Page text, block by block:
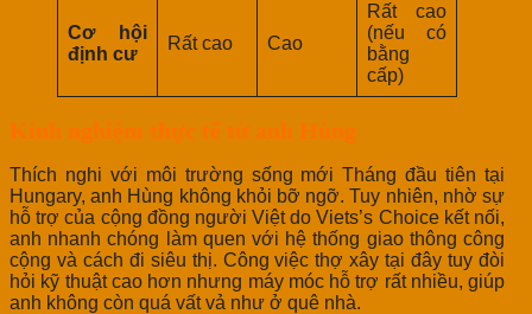
Cơ hội
định cư
Rất cao Cao
Rất cao
(nếu có
bằng
cấp)
Kinh nghiệm thực tế từ anh Hùng
Thích nghi với môi trường sống mới Tháng đầu tiên tại
Hungary, anh Hùng không khỏi bỡ ngỡ. Tuy nhiên, nhờ sự
hỗ trợ của cộng đồng người Việt do Viets’s Choice kết nối,
anh nhanh chóng làm quen với hệ thống giao thông công
cộng và cách đi siêu thị. Công việc thợ xây tại đây tuy đòi
hỏi kỹ thuật cao hơn nhưng máy móc hỗ trợ rất nhiều, giúp
anh không còn quá vất vả như ở quê nhà.